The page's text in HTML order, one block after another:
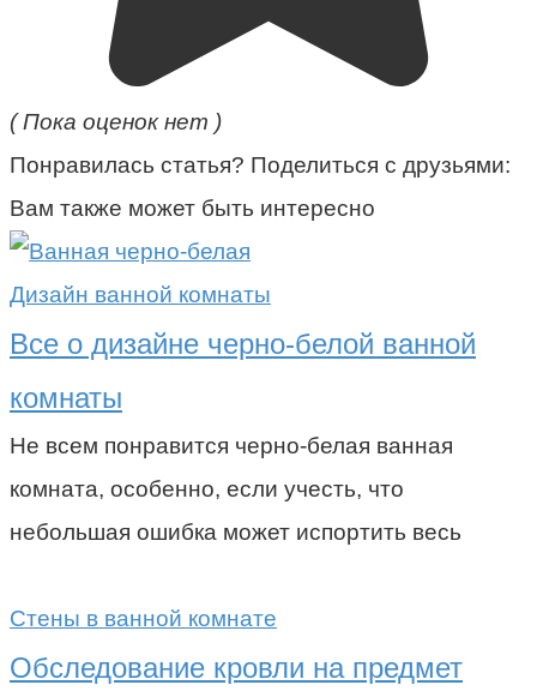
( Пока оценок нет )
Понравилась статья? Поделиться с друзьями:
Вам также может быть интересно
Дизайн ванной комнаты
Все о дизайне черно-белой ванной
комнаты
Не всем понравится черно-белая ванная
комната, особенно, если учесть, что
небольшая ошибка может испортить весь
Стены в ванной комнате
Обследование кровли на предмет